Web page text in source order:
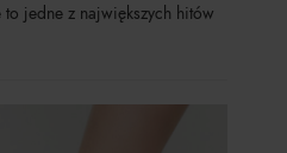
jedne z największych hitów